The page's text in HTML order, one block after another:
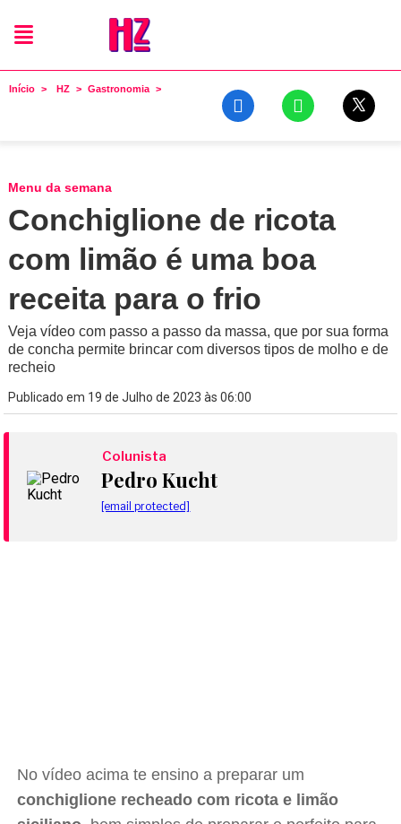
Início HZ Gastronomia
Menu da semana
Conchiglione de ricota
com limão é uma boa
receita para o frio
Veja vídeo com passo a passo da massa, que por sua forma
de concha permite brincar com diversos tipos de molho e de
recheio
Publicado em 19 de Julho de 2023 às 06:00
Colunista
Pedro Kucht
[email protected]
No vídeo acima te ensino a preparar um
conchiglione recheado com ricota e limão